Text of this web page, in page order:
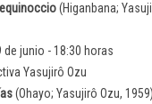
(Higanbana;
de junio - 18:30 horas
Yasujirô Ozu
(Ohayo; Yasujirô Ozu,